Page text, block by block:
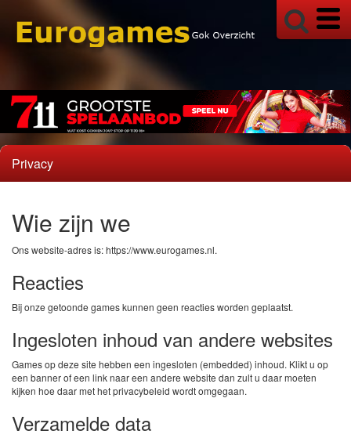
Multiplayers
Spin to Win
Super Stake
Super Wheel
Privacy
Wie zijn we
Ons website-adres is: https://www.eurogames.nl.
Reacties
Bij onze getoonde games kunnen geen reacties worden geplaatst.
Ingesloten inhoud van andere websites
Games op deze site hebben een ingesloten (embedded) inhoud. Klikt u op
een banner of een link naar een andere website dan zult u daar moeten
kijken hoe daar met het privacybeleid wordt omgegaan.
Verzamelde data